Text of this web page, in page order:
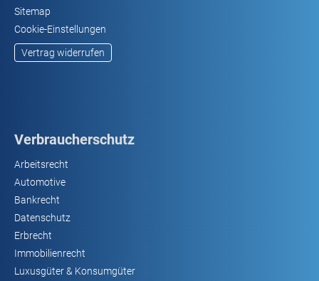
Sitemap
Cookie-Einstellungen
Vertrag widerrufen
Verbraucherschutz
Arbeitsrecht
Automotive
Bankrecht
Datenschutz
Erbrecht
Immobilienrecht
Luxusgüter & Konsumgüter